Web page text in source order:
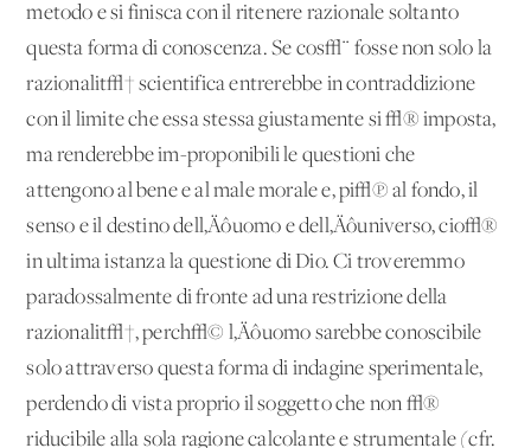
metodo e si finisca con il ritenere razionale soltanto
questa forma di conoscenza. Se cos√¨ fosse non solo la
razionalit√† scientifica entrerebbe in contraddizione
con il limite che essa stessa giustamente si √® imposta,
ma renderebbe im-proponibili le questioni che
attengono al bene e al male morale e, pi√π al fondo, il
senso e il destino dell‚Äôuomo e dell‚Äôuniverso, cio√®
in ultima istanza la questione di Dio. Ci troveremmo
paradossalmente di fronte ad una restrizione della
razionalit√†, perch√© l‚Äôuomo sarebbe conoscibile
solo attraverso questa forma di indagine sperimentale,
perdendo di vista proprio il soggetto che non √®
riducibile alla sola ragione calcolante e strumentale (cfr.